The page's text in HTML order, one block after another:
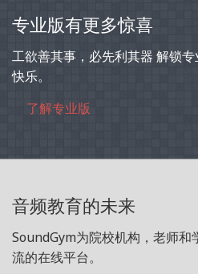
专业版有更多惊喜
工欲善其事，必先利其器 解锁
快乐。
了解专业版
音频教育的未来
SoundGym为院校机构，老师和
流的在线平台。